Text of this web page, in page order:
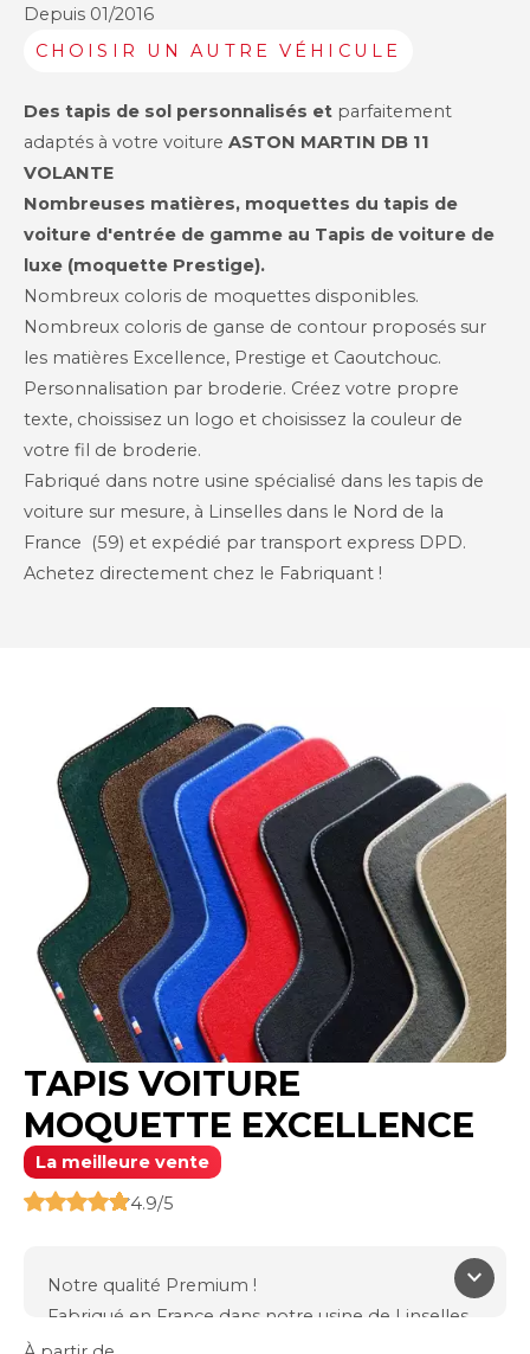
Depuis 01/2016
CHOISIR UN AUTRE VÉHICULE
Des tapis de sol personnalisés et parfaitement
adaptés à votre voiture ASTON MARTIN DB 11
VOLANTE
Nombreuses matières, moquettes du tapis de
voiture d'entrée de gamme au Tapis de voiture de
luxe (moquette Prestige).
Nombreux coloris de moquettes disponibles.
Nombreux coloris de ganse de contour proposés sur
les matières Excellence, Prestige et Caoutchouc.
Personnalisation par broderie. Créez votre propre
texte, choissisez un logo et choisissez la couleur de
votre fil de broderie.
Fabriqué dans notre usine spécialisé dans les tapis de
voiture sur mesure, à Linselles dans le Nord de la
France (59) et expédié par transport express DPD.
Achetez directement chez le Fabriquant !
TAPIS VOITURE
MOQUETTE EXCELLENCE
La meilleure vente
4.9/5
keyboard_arrow_down
Notre qualité Premium !
Fabriqué en France dans notre usine de Linselles
(59)